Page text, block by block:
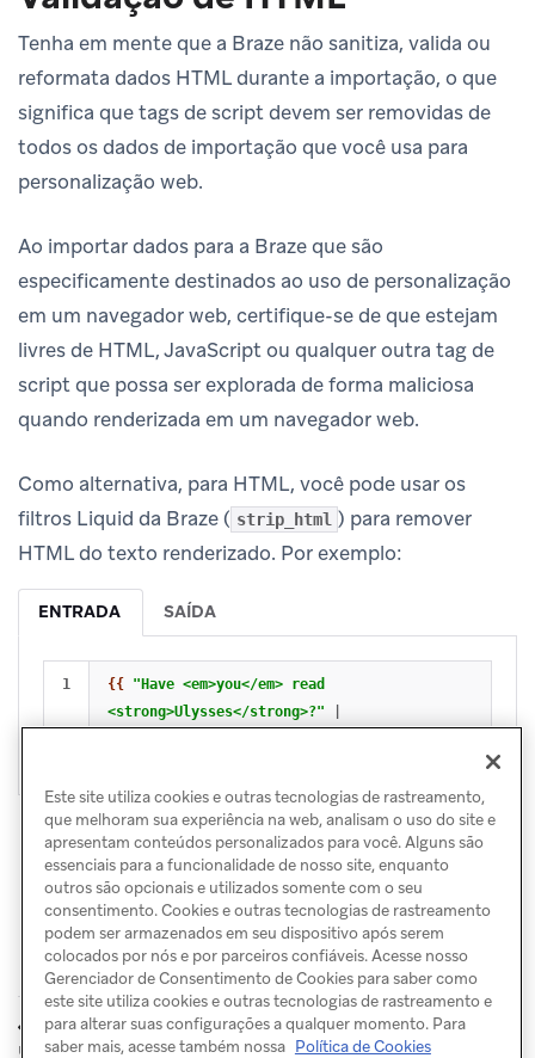
Tenha em mente que a Braze não sanitiza, valida ou
reformata dados HTML durante a importação, o que
significa que tags de script devem ser removidas de
todos os dados de importação que você usa para
personalização web.
Ao importar dados para a Braze que são
especificamente destinados ao uso de personalização
em um navegador web, certifique-se de que estejam
livres de HTML, JavaScript ou qualquer outra tag de
script que possa ser explorada de forma maliciosa
quando renderizada em um navegador web.
Como alternativa, para HTML, você pode usar os
filtros Liquid da Braze ( strip_html ) para remover
HTML do texto renderizado. Por exemplo:
ENTRADA SAÍDA
{{
"Have <em>you</em> read
<strong>Ulysses</strong>?"
ANTERIORExcluir
usuários
PRÓXIMO
Importação
Este site utiliza cookies e outras tecnologias de rastreamento,
que melhoram sua experiência na web, analisam o uso do site e
apresentam conteúdos personalizados para você. Alguns são
essenciais para a funcionalidade de nosso site, enquanto
outros são opcionais e utilizados somente com o seu
consentimento. Cookies e outras tecnologias de rastreamento
podem ser armazenados em seu dispositivo após serem
colocados por nós e por parceiros confiáveis. Acesse nosso
Gerenciador de Consentimento de Cookies para saber como
este site utiliza cookies e outras tecnologias de rastreamento e
para alterar suas configurações a qualquer momento. Para
saber mais, acesse também nossa Política de Cookies